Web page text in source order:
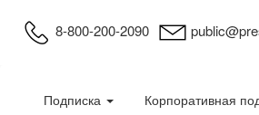
8-800-200-2090
Подписка Корпоративная